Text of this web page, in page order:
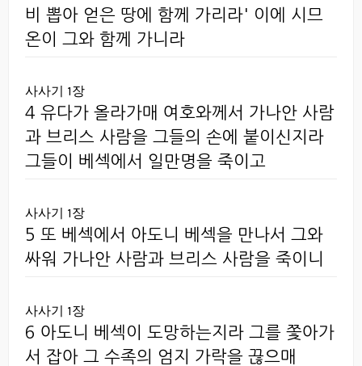
비 뽑아 얻은 땅에 함께 가리라' 이에 시므
온이 그와 함께 가니라
사사기 1장
4 유다가 올라가매 여호와께서 가나안 사람
과 브리스 사람을 그들의 손에 붙이신지라
그들이 베섹에서 일만명을 죽이고
사사기 1장
5 또 베섹에서 아도니 베섹을 만나서 그와
싸워 가나안 사람과 브리스 사람을 죽이니
사사기 1장
6 아도니 베섹이 도망하는지라 그를 쫓아가
서 잡아 그 수족의 엄지 가락을 끊으매